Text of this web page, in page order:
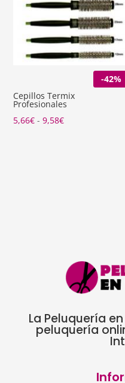
-42%
Cepillos Termix
Profesionales
5,66€ - 9,58€Rango
La Peluquería
peluquería